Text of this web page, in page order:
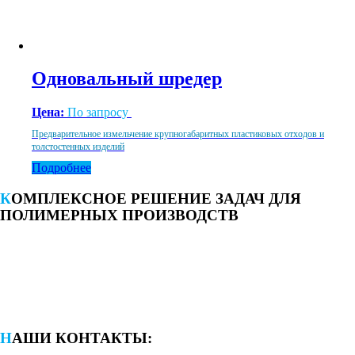
Одновальный шредер
Цена: По запросу
Предварительное измельчение крупногабаритных пластиковых отходов и
толстостенных изделий
Подробнее
КОМПЛЕКСНОЕ РЕШЕНИЕ ЗАДАЧ ДЛЯ
ПОЛИМЕРНЫХ ПРОИЗВОДСТВ
НАШИ КОНТАКТЫ: